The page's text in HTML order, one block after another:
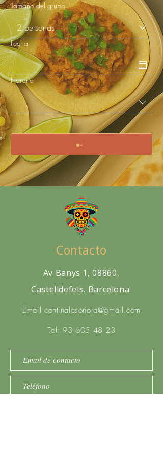
Tamaño del grupo
2 personas
Fecha
Horario
Contacto
Av Banys 1, 08860,
Castelldefels. Barcelona.
Email cantinalasonora@gmail.com
Tel:93 605 48 23